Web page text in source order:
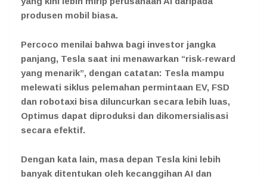
produsen mobil biasa.
Percoco menilai bahwa bagi investor jangka
panjang, Tesla saat ini menawarkan “risk-reward
yang menarik”, dengan catatan: Tesla mampu
melewati siklus pelemahan permintaan EV, FSD
dan robotaxi bisa diluncurkan secara lebih luas,
Optimus dapat diproduksi dan dikomersialisasi
secara efektif.
Dengan kata lain, masa depan Tesla kini lebih
banyak ditentukan oleh kecanggihan AI dan